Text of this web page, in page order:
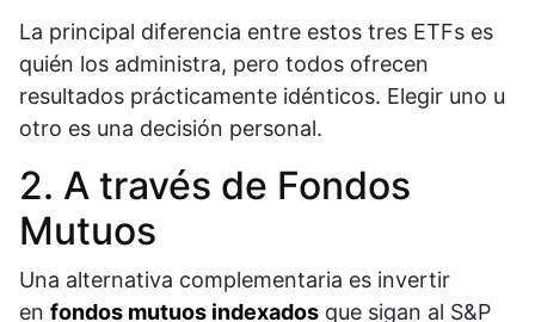
La principal diferencia entre estos tres ETFs es
quién los administra, pero todos ofrecen
resultados prácticamente idénticos. Elegir uno u
otro es una decisión personal.​
2. A través de Fondos
Mutuos
Una alternativa complementaria es invertir
en fondos mutuos indexados que sigan al S&P